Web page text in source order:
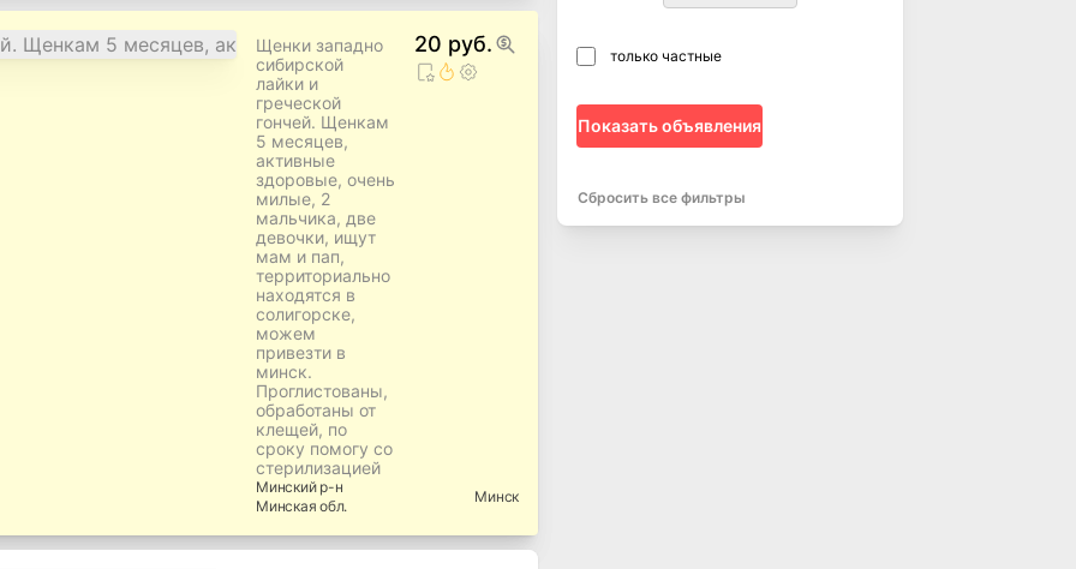
Щенки западно
сибирской
лайки и
греческой
гончей. Щенкам
5 месяцев,
активные
здоровые, очень
милые, 2
мальчика, две
девочки, ищут
мам и пап,
территориально
находятся в
солигорске,
можем
привезти в
минск.
Проглистованы,
обработаны от
клещей, по
сроку помогу со
стерилизацией
20 руб.
Минскийр-н
Минская обл.
Минск
только частные
Показать объявления
Сбросить все фильтры